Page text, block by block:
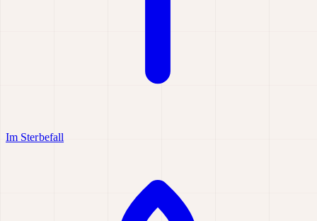
Im Sterbefall